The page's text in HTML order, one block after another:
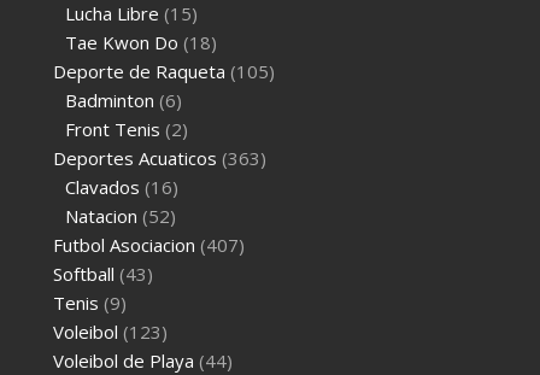
Lucha Libre (15)
Tae Kwon Do (18)
Deporte de Raqueta (105)
Badminton (6)
Front Tenis (2)
Deportes Acuaticos (363)
Clavados (16)
Natacion (52)
Futbol Asociacion (407)
Softball (43)
Tenis (9)
Voleibol (123)
Voleibol de Playa (44)